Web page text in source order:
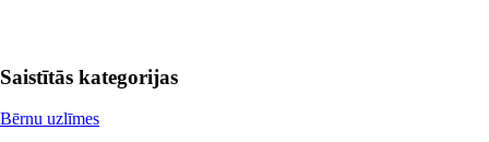
Saistītās kategorijas
Bērnu uzlīmes